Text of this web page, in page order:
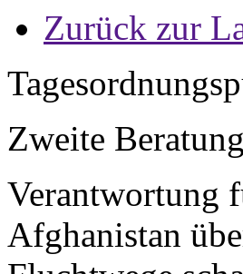
Zurück zur
Zweite Beratung
Verantwortung
Afghanistan